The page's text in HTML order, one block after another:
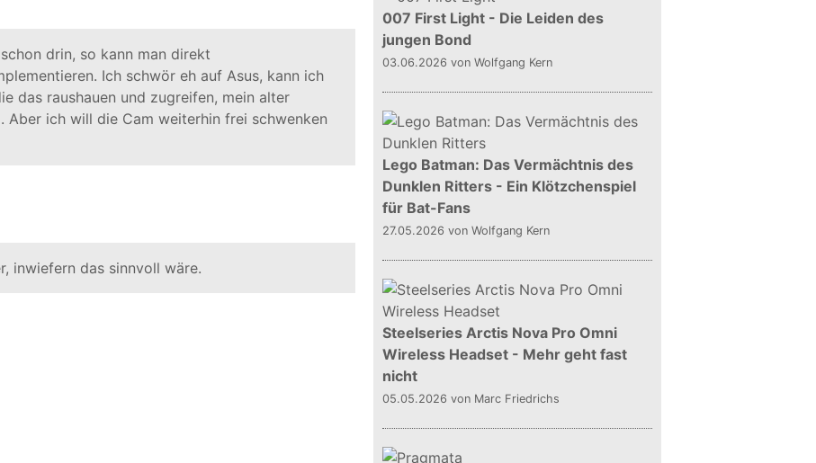
drin, so kann man direkt
Ich schwör eh auf Asus, kann ich
das raushauen und zugreifen, mein alter
Aber ich will die Cam weiterhin frei schwenken
inwiefern das sinnvoll wäre.
007 First Light - Die Leiden des
jungen Bond
03.06.2026 von Wolfgang Kern
Lego Batman: Das Vermächtnis des
Dunklen Ritters - Ein Klötzchenspiel
für Bat-Fans
27.05.2026 von Wolfgang Kern
Steelseries Arctis Nova Pro Omni
Wireless Headset - Mehr geht fast
nicht
05.05.2026 von Marc Friedrichs